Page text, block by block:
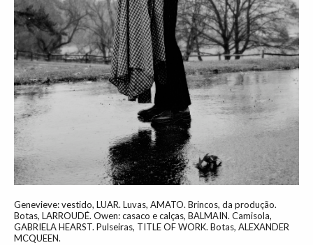
Genevieve: vestido, LUAR. Luvas, AMATO. Brincos, da produção.
Botas, LARROUDÉ. Owen: casaco e calças, BALMAIN. Camisola,
GABRIELA HEARST. Pulseiras, TITLE OF WORK. Botas, ALEXANDER
MCQUEEN.